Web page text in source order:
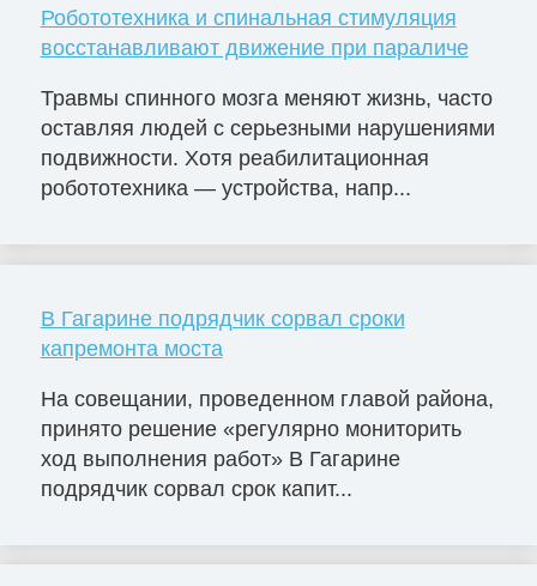
Робототехника и спинальная стимуляция
восстанавливают движение при параличе
Травмы спинного мозга меняют жизнь, часто
оставляя людей с серьезными нарушениями
подвижности. Хотя реабилитационная
робототехника — устройства, напр...
В Гагарине подрядчик сорвал сроки
капремонта моста
На совещании, проведенном главой района,
принято решение «регулярно мониторить
ход выполнения работ» В Гагарине
подрядчик сорвал срок капит...